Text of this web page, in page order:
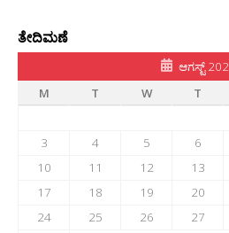
ತೇದಿಮಣೆ
ಆಗಸ್ಟ್
M
T W T
3
4 5 6
10
11 12 13
17
18 19 20
24
25 26 27